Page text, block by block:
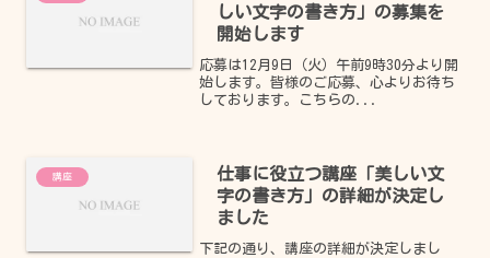
しい文字の書き方」の募集を
開始します
応募は12月9日（火）午前9時30分より開
始します。皆様のご応募、心よりお待ち
しております。こちらの...
講座
仕事に役立つ講座「美しい文
字の書き方」の詳細が決定し
ました
下記の通り、講座の詳細が決定しまし